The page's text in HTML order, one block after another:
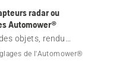
radar ou
Automower®
objets, rendu
ultrasoniques, aide
et AWD à détecter
de l'Automower®